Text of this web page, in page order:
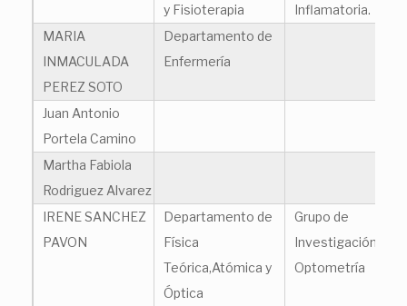
y Fisioterapia
Inflamatoria.
MARIA
INMACULADA
PEREZ SOTO
Departamento de
Enfermería
Juan Antonio
Portela Camino
Martha Fabiola
Rodriguez Alvarez
IRENE SANCHEZ
PAVON
Departamento de
Física
Teórica,Atómica y
Óptica
Grupo de
Investigación en
Optometría